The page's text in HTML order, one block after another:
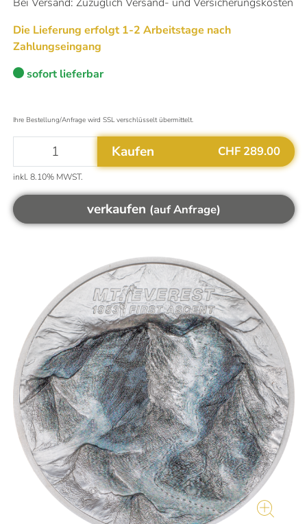
Aktualisiert um09:15 Uhr
Mehr Informationen
Die Lieferung erfolgt 1-2 Arbeitstage nach
Zahlungseingang
sofort lieferbar
Ihre Bestellung/Anfrage wird SSL verschlüsselt übermittelt.
Kaufen CHF 289.00
inkl. 8.10% MWST.
verkaufen (auf Anfrage)
Das könnte Sie auch interessieren
Warum ist Gold eine gute Investition?
Goldvreneli kaufen
Welche Silbermünzen kaufen?
Flexible Goldbarren kaufen